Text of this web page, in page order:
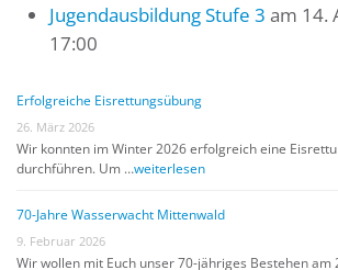
Jugendausbildung Stufe 3 am 14.
17:00
Erfolgreiche Eisrettungsübung
26. März 2026
Wir konnten im Winter 2026 erfolgreich eine
durchführen. Um …weiterlesen
70-Jahre Wasserwacht Mittenwald
9. Februar 2026
Wir wollen mit Euch unser 70-jähriges Bestehen am